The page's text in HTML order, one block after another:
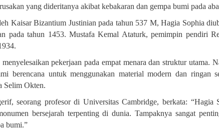
yang dideritanya akibat kebakaran dan gempa bumi pada
Kaisar Bizantium Justinian pada tahun 537 M, Hagia Sophia
pada tahun 1453. Mustafa Kemal Ataturk, pemimpin pendiri
.
pekerjaan pada empat menara dan struktur utama.
berencana untuk menggunakan material modern dan ringan
Selim Okten.
seorang profesor di Universitas Cambridge, berkata: “Hagia
bersejarah terpenting di dunia. Tampaknya sangat
bumi.”